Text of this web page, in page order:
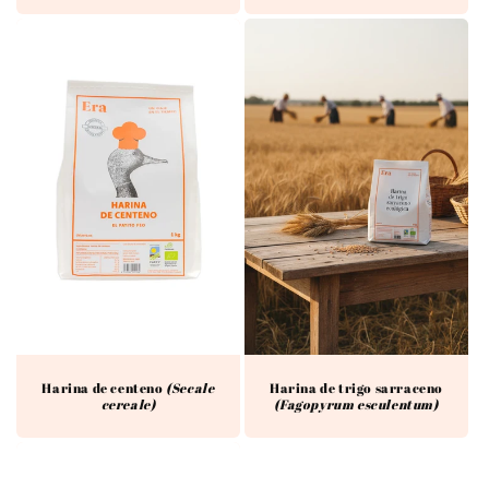
Harina de centeno (Secale
cereale)
Harina de trigo sarraceno
(Fagopyrum esculentum)